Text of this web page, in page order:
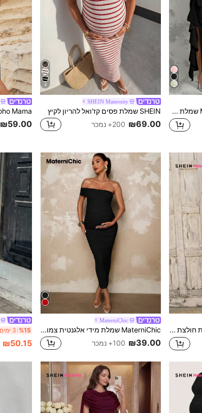
MaterniChic שמלת קיץ להריון אסימטרית בצבע אחיד עם שרוולים, שסע וקפלים בכתפיים
4
SHEIN Maternity
SHEIN שמלת פסים קז'ואל להריון לקיץ
₪69.00 200+ נמכר ₪59.00
SHEIN שמלת חולצת פסים קז'ואל להריון
MaterniChic
MaterniChic שמלת מידי אלגנטית צמודה בצבע אחיד להריון עם קפלים
₪39.00 100+ נמכר
%15
₪50.15